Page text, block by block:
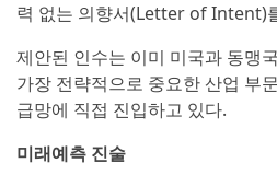
력 없는 의향서(Letter of Intent)
제안된 인수는 이미 미국과 동맹
가장 전략적으로 중요한 산업 부
급망에 직접 진입하고 있다.
미래예측 진술